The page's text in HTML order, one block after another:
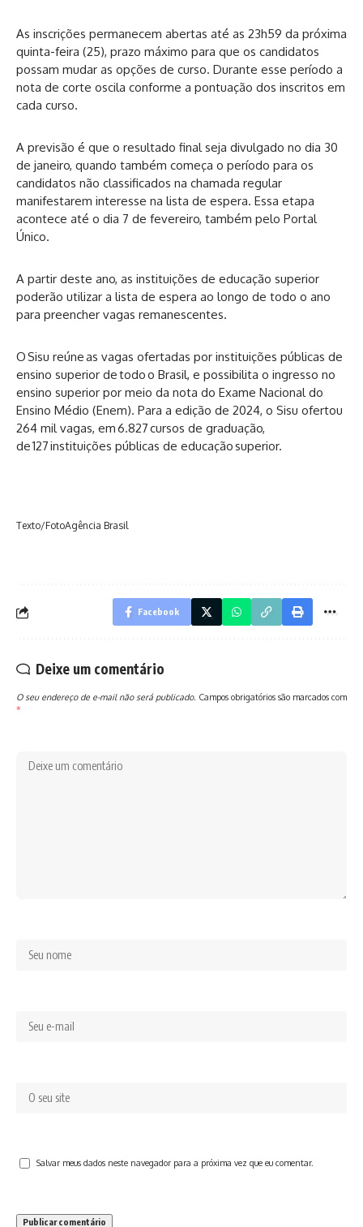
As inscrições permanecem abertas até as 23h59 da próxima
quinta-feira (25), prazo máximo para que os candidatos
possam mudar as opções de curso. Durante esse período a
nota de corte oscila conforme a pontuação dos inscritos em
cada curso.
A previsão é que o resultado final seja divulgado no dia 30
de janeiro, quando também começa o período para os
candidatos não classificados na chamada regular
manifestarem interesse na lista de espera. Essa etapa
acontece até o dia 7 de fevereiro, também pelo Portal
Único.
A partir deste ano, as instituições de educação superior
poderão utilizar a lista de espera ao longo de todo o ano
para preencher vagas remanescentes.
O Sisu reúne as vagas ofertadas por instituições públicas de
ensino superior de todo o Brasil, e possibilita o ingresso no
ensino superior por meio da nota do Exame Nacional do
Ensino Médio (Enem). Para a edição de 2024, o Sisu ofertou
264 mil vagas, em 6.827 cursos de graduação,
de 127 instituições públicas de educação superior.
Texto/FotoAgência Brasil
Facebook
Deixe um comentário
O seu endereço de e-mail não será publicado. Campos obrigatórios são marcados com
*
Salvar meus dados neste navegador para a próxima vez que eu comentar.